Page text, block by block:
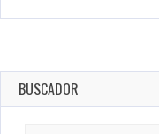
BUSCADOR